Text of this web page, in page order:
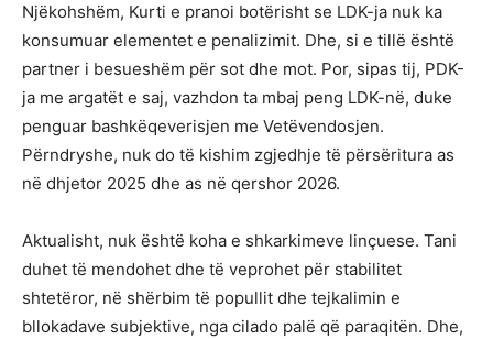
Njëkohshëm, Kurti e pranoi botërisht se LDK-ja nuk ka
konsumuar elementet e penalizimit. Dhe, si e tillë është
partner i besueshëm për sot dhe mot. Por, sipas tij, PDK-
ja me argatët e saj, vazhdon ta mbaj peng LDK-në, duke
penguar bashkëqeverisjen me Vetëvendosjen.
Përndryshe, nuk do të kishim zgjedhje të përsëritura as
në dhjetor 2025 dhe as në qershor 2026.
Aktualisht, nuk është koha e shkarkimeve linçuese. Tani
duhet të mendohet dhe të veprohet për stabilitet
shtetëror, në shërbim të popullit dhe tejkalimin e
bllokadave subjektive, nga cilado palë që paraqitën. Dhe,